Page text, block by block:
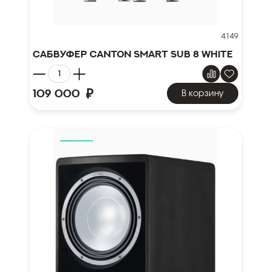
4149
Сабвуфер Canton Smart Sub 8 white
109 000 ₽ В корзину